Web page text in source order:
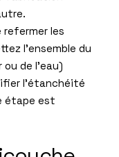
refermer les
l’ensemble du
de l’eau)
l’étanchéité
étape est